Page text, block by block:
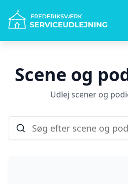
Scene og
Udlej scener og